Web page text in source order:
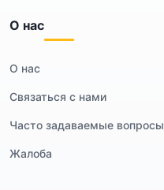
О нас
О нас
Связаться с нами
Часто задаваемые вопросы
Жалоба